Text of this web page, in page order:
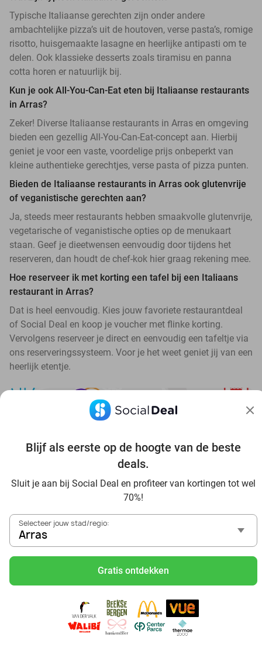
Blijf als eerste op de hoogte van de beste
deals.
Sluit je aan bij Social Deal en profiteer van kortingen tot wel
70%!
Selecteer jouw stad/regio:
Arras
Gratis ontdekken
Typische Italiaanse gerechten zijn onder andere
ambachtelijke pizza’s uit de houtoven, verse pasta’s, romige
risotto, huisgemaakte lasagne en heerlijke antipasti om te
delen. Ook klassieke desserts zoals tiramisu en panna
cotta horen er natuurlijk bij.
Kun je ook All-You-Can-Eat eten bij Italiaanse restaurants
in Arras?
Zeker! Diverse Italiaanse restaurants in Arras en omgeving
bieden een gezellig All-You-Can-Eat-concept aan. Hierbij
geniet je voor een vaste, voordelige prijs onbeperkt van
kleine authentieke gerechtjes, verse pasta of pizza punten.
Bieden de Italiaanse restaurants in Arras ook glutenvrije
of veganistische gerechten aan?
Ja, steeds meer restaurants hebben smaakvolle glutenvrije,
vegetarische of veganistische opties op de menukaart
staan. Geef je dieetwensen eenvoudig door tijdens het
reserveren, dan houdt de chef-kok hier graag rekening mee.
Hoe reserveer ik met korting een tafel bij een Italiaans
restaurant in Arras?
Dat is heel eenvoudig. Kies jouw favoriete restaurantdeal
of Social Deal en koop je voucher met flinke korting.
Vervolgens reserveer je direct en eenvoudig een tafeltje via
ons reserveringssysteem. Voor je het weet geniet jij van een
heerlijk etentje.
Ontdek alle topdeals in jouw omgeving
Visitez Eauzone SPA à prix réduit à Arras
Allez au spa à Arras et ses environs
Petit-déjeuner et lunch à Arras
Mangez des sushis à Arras